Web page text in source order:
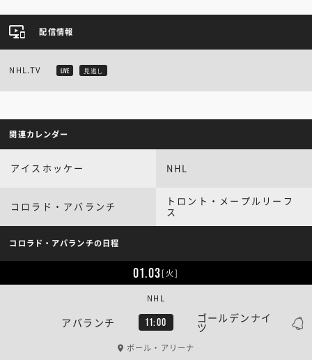
配信情報
NHL.TV LIVE 見逃し
関連カレンダー
アイスホッケー NHL
コロラド・アバランチ
トロント・メープルリーフ
ス
コロラド・アバランチの日程
01.03[火]
アバランチ 11:00 ゴールデンナイ
ツ
NHL
ボール・アリーナ